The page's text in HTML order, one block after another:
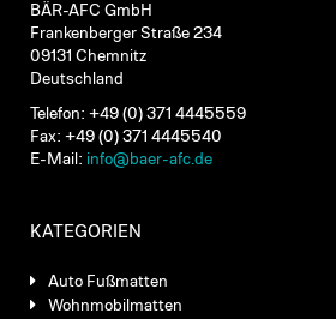
BÄR-AFC GmbH
Frankenberger Straße 234
09131 Chemnitz
Deutschland
Telefon: +49 (0) 371 4445559
Fax: +49 (0) 371 4445540
E-Mail: info@baer-afc.de
KATEGORIEN
Auto Fußmatten
Wohnmobilmatten